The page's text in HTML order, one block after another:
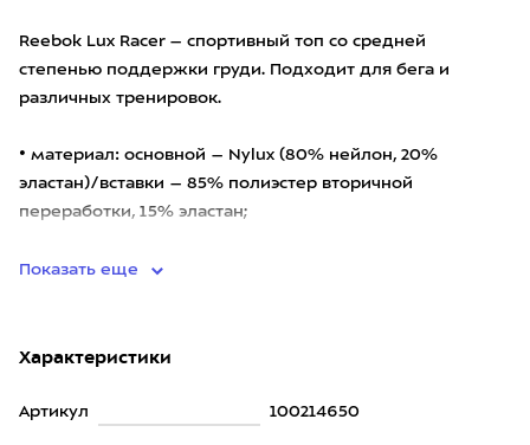
Reebok Lux Racer – спортивный топ со средней
степенью поддержки груди. Подходит для бега и
различных тренировок.
• материал: основной – Nylux (80% нейлон, 20%
эластан)/вставки – 85% полиэстер вторичной
переработки, 15% эластан;
Показать еще
Характеристики
Артикул 100214650